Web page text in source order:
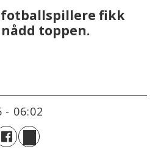
fotballspillere fikk
toppen.
- 06:02